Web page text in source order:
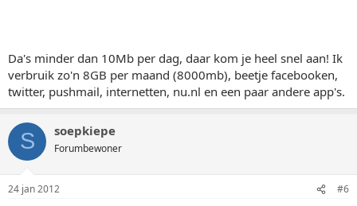
Da's minder dan 10Mb per dag, daar kom je heel snel aan! Ik
verbruik zo'n 8GB per maand (8000mb), beetje facebooken,
twitter, pushmail, internetten, nu.nl en een paar andere app's.
S soepkiepe
Forumbewoner
24 jan 2012 #6